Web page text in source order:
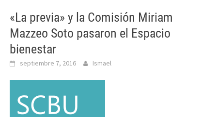
«La previa» y la Comisión Miriam
Mazzeo Soto pasaron el Espacio
bienestar
septiembre 7, 2016 Ismael